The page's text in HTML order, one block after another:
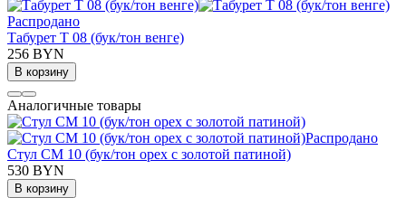
Распродано
Табурет Т 08 (бук/тон венге)
256 BYN
В корзину
Аналогичные товары
Распродано
Стул СМ 10 (бук/тон орех с золотой патиной)
530 BYN
В корзину